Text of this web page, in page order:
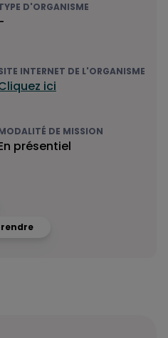
D'ORGANISME
INTERNET DE L'ORGANISME
ici
DE MISSION
présentiel